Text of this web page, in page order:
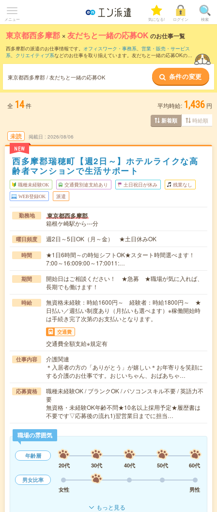
メニュー 気になる! ログイン 検索
東京都西多摩郡 ×友だちと一緒の応募OK のお仕事一覧
西多摩郡の派遣のお仕事情報です。 オフィスワーク・事務系、 営業・販売・サービス
系、 クリエイティブ系などのお仕事を取り揃えています。友だちと一緒の応募OKの条
東京都西多摩郡 / 友だちと一緒の応募OK 条件の変更
全 14件 平均時給: 1,436 円
新着順 時給順
未読
NEW
掲載日 2026/08/06
西多摩郡瑞穂町【週2日～】ホテルライクな高
齢者マンションで生活サポート
職種未経験OK 交通費別途支給あり 土日祝日が休み 残業なし
WEB登録OK 派遣
勤務地 東京都西多摩郡
箱根ケ崎駅から---分
曜日頻度 週2日～5日OK（月～金） ★土日休みOK
時間
★1日6時間～の時短シフトOK★スタート時間選べます！
7:00～16:009:00～17:0011:…
期間
開始日はご相談ください！ ★急募 ★職場が気に入れば、
長期でも働けます！
時給
無資格未経験：時給1600円～ 経験者：時給1800円～ ★
日払い／週払い制度あり（月払いも選べます）※稼働開始時
は手続き完了次第のお支払いとなります。
交通費
交通費全額支給※規定有
仕事内容
介護関連
＊入居者の方の「ありがとう」が嬉しい＊お年寄りを笑顔に
する介護のお仕事です。おじいちゃん、おばあちゃ…
応募資格
職種未経験OK / ブランクOK / パソコンスキル不要 / 英語力不
要
無資格・未経験OK年齢不問★10名以上採用予定★履歴書は
不要です▽応募後の流れ1)翌営業日までに担当…
職場の雰囲気
年齢層
20代
30代 40代 50代
60代
男女比率
女性
男性
もっと見る